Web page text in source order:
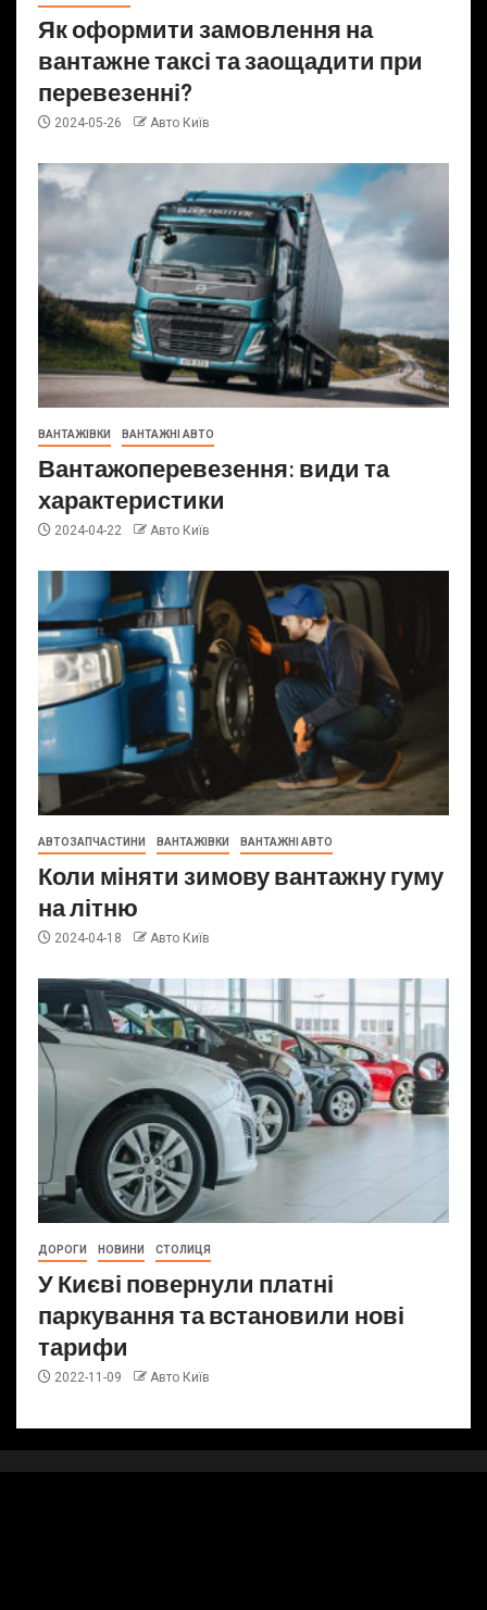
Як оформити замовлення на
вантажне таксі та заощадити при
перевезенні?
2024-05-26 Авто Київ
ВАНТАЖІВКИ ВАНТАЖНІ АВТО
Вантажоперевезення: види та
характеристики
2024-04-22 Авто Київ
АВТОЗАПЧАСТИНИ ВАНТАЖІВКИ ВАНТАЖНІ АВТО
Коли міняти зимову вантажну гуму
на літню
2024-04-18 Авто Київ
ДОРОГИ НОВИНИ СТОЛИЦЯ
У Києві повернули платні
паркування та встановили нові
тарифи
2022-11-09 Авто Київ